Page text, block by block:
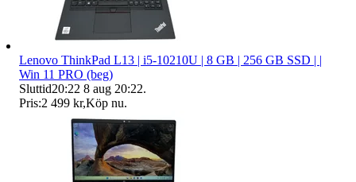
Lenovo ThinkPad L13 | i5-10210U | 8 GB | 256 GB SSD | |
Win 11 PRO (beg)
Sluttid20:22 8 aug 20:22.
Pris:2 499 kr,Köp nu.